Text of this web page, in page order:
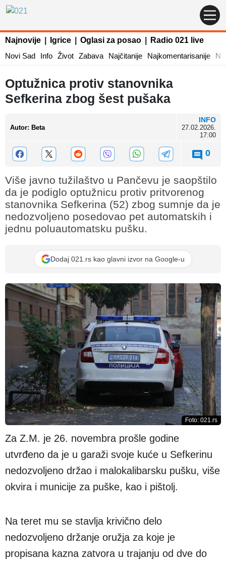
Najnovije Igrice Oglasi za posao
Radio 021 live
Novi Sad
Info Život Zabava Najčitanije Najkomentarisanije
Optužnica protiv stanovnika
Sefkerina zbog šest pušaka
Autor: Beta
INFO
27.02.2026.
17:00
0
Više javno tužilaštvo u Pančevu je saopštilo
da je podiglo optužnicu protiv pritvorenog
stanovnika Sefkerina (52) zbog sumnje da je
nedozvoljeno posedovao pet automatskih i
jednu poluautomatsku pušku.
Dodaj 021.rs kao glavni izvor na Google-u
Foto: 021.rs
Za Z.M. je 26. novembra prošle godine
utvrđeno da je u garaži svoje kuće u Sefkerinu
nedozvoljeno držao i malokalibarsku pušku, više
okvira i municije za puške, kao i pištolj.
Na teret mu se stavlja krivično delo
nedozvoljeno držanje oružja za koje je
propisana kazna zatvora u trajanju od dve do